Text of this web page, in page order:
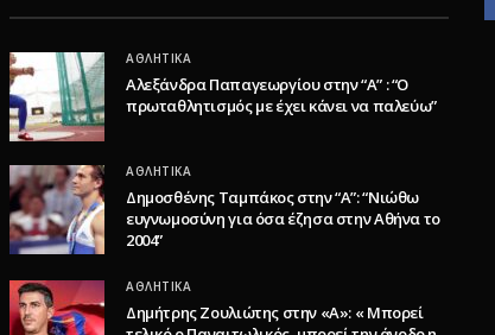
ΑΘΛΗΤΙΚΆ
Αλεξάνδρα Παπαγεωργίου στην “Α” : “Ο
πρωταθλητισμός με έχει κάνει να παλεύω”
ΑΘΛΗΤΙΚΆ
Δημοσθένης Ταμπάκος στην “A”: “Νιώθω
ευγνωμοσύνη για όσα έζησα στην Αθήνα το
2004”
ΑΘΛΗΤΙΚΆ
Δημήτρης Ζουλιώτης στην «Α»: « Μπορεί